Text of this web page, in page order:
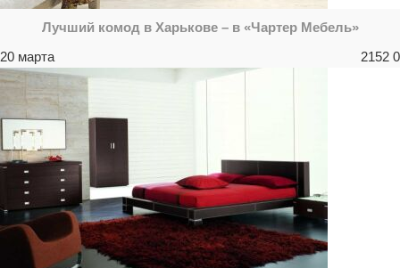
Лучший комод в Харькове – в «Чартер Мебель»
20 марта
2152 0